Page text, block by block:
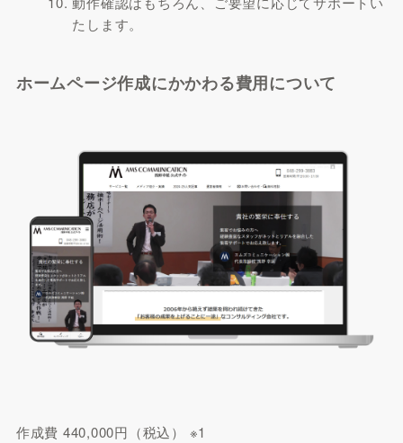
たします。
ホームページ作成にかかわる費用について
作成費 440,000円（税込） ※1